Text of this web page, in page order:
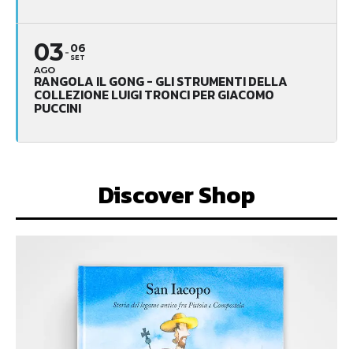
03
AGO
06
SET
RANGOLA IL GONG - GLI STRUMENTI DELLA
COLLEZIONE LUIGI TRONCI PER GIACOMO
PUCCINI
Discover Shop